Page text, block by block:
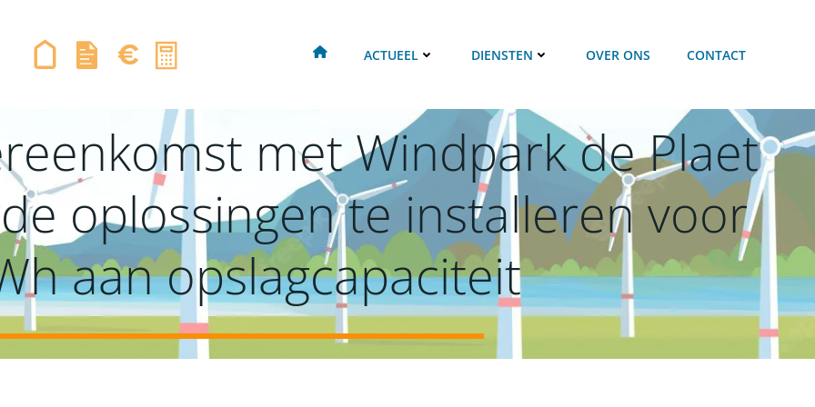
ACTUEEL DIENSTEN OVER ONS CONTACT
met Windpark de Plaet
oplossingen te installeren voor
aan opslagcapaciteit